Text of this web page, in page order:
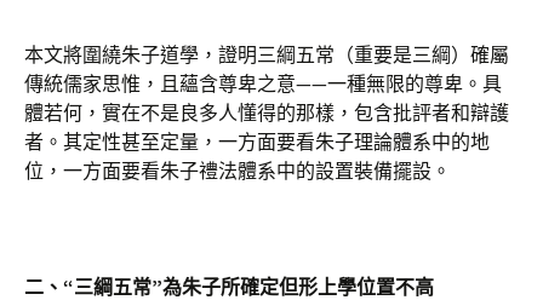
本文將圍繞朱子道學，證明三綱五常（重要是三綱）確屬
傳統儒家思惟，且蘊含尊卑之意——一種無限的尊卑。具
體若何，實在不是良多人懂得的那樣，包含批評者和辯護
者。其定性甚至定量，一方面要看朱子理論體系中的地
位，一方面要看朱子禮法體系中的設置裝備擺設。
二、“三綱五常”為朱子所確定但形上學位置不高